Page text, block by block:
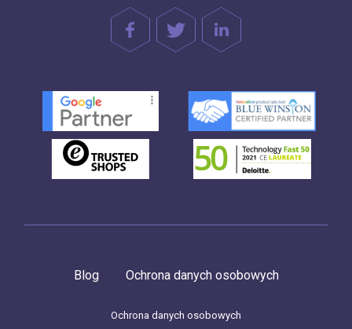
Blog Ochrona danych osobowych
Ochrona danych osobowych